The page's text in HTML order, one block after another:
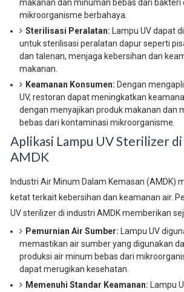
makanan dan minuman bebas dari bakteri
mikroorganisme berbahaya.
Sterilisasi Peralatan: Lampu UV dapat
untuk sterilisasi peralatan dapur seperti
dan talenan, menjaga kebersihan dan
makanan.
Keamanan Konsumen: Dengan
UV, restoran dapat meningkatkan
dengan menyajikan produk makanan dan
bebas dari kontaminasi mikroorganisme.
Aplikasi Lampu UV Sterilizer
AMDK
Industri Air Minum Dalam Kemasan (AMDK)
ketat terkait kebersihan dan keamanan air.
UV sterilizer di industri AMDK memberikan
Pemurnian Air Sumber: Lampu UV
memastikan air sumber yang digunakan
produksi air minum bebas dari
dapat merugikan kesehatan.
Memenuhi Standar Keamanan: Lampu